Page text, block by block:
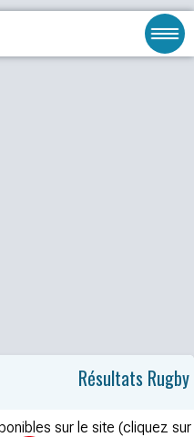
Résultats Rugby
sur le site (cliquez sur